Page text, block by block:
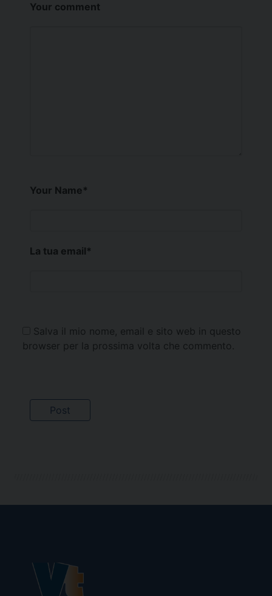
Your comment
Your Name*
La tua email*
Salva il mio nome, email e sito web in questo
browser per la prossima volta che commento.